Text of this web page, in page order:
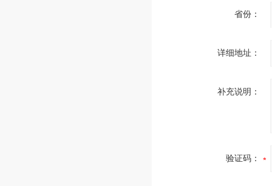
省份：
详细地址：
补充说明：
验证码：